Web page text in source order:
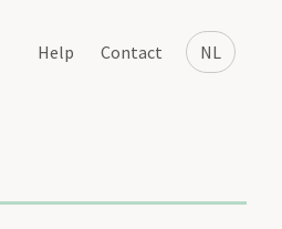
NL
Help Contact